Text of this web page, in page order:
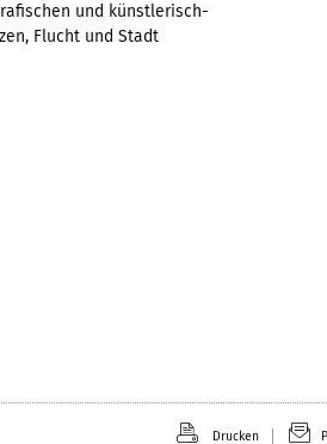
und künstlerisch-
Flucht und Stadt
Drucken